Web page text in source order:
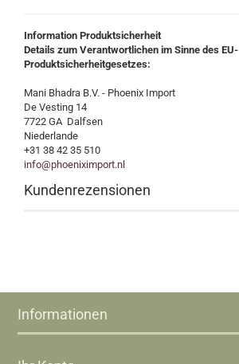
Information Produktsicherheit
Details zum Verantwortlichen im Sinne des EU-
Produktsicherheitgesetzes:
Mani Bhadra B.V. - Phoenix Import
De Vesting 14
7722 GA Dalfsen
Niederlande
+31 38 42 35 510
info@phoeniximport.nl
Kundenrezensionen
Informationen